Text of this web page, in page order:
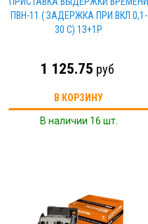
ПВН-11 ( ЗАДЕРЖКА ПРИ ВКЛ.0,1-
30 С) 1З+1Р
1 125.75 руб
В КОРЗИНУ
В наличии 16 шт.